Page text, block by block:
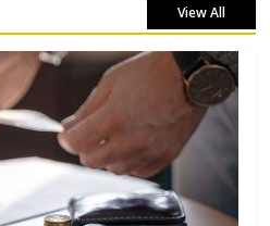
View All